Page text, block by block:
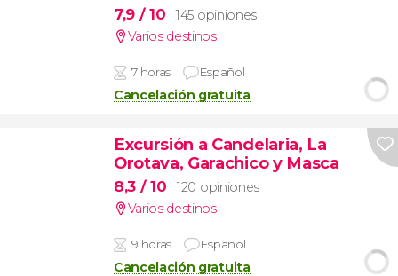
7,9 / 10
145 opiniones
Varios destinos
7 horas Español
Cancelación gratuita
Excursión a Candelaria, La
Orotava, Garachico y Masca
8,3 / 10
120 opiniones
Varios destinos
9 horas Español
Cancelación gratuita